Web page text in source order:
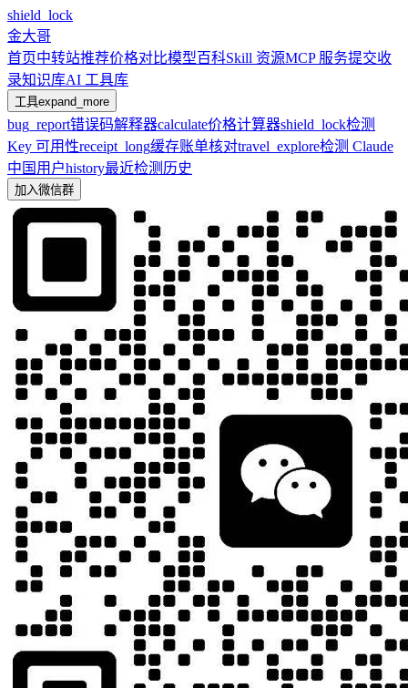
shield_lock
金大哥
首页中转站推荐价格对比模型百科Skill 资源MCP 服务提交收
录知识库AI 工具库
工具expand_more
bug_report错误码解释器calculate价格计算器shield_lock检测
Key 可用性receipt_long缓存账单核对travel_explore检测 Claude
中国用户history最近检测历史
加入微信群